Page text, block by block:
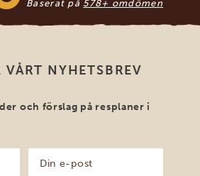
Baserat på 578+ omdömen
NYHETSBREV
och förslag på resplaner i